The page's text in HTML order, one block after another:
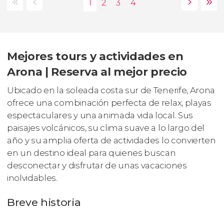
Mejores tours y actividades en
Arona | Reserva al mejor precio
Ubicado en la soleada costa sur de Tenerife, Arona
ofrece una combinación perfecta de relax, playas
espectaculares y una animada vida local. Sus
paisajes volcánicos, su clima suave a lo largo del
año y su amplia oferta de actividades lo convierten
en un destino ideal para quienes buscan
desconectar y disfrutar de unas vacaciones
inolvidables.
Breve historia